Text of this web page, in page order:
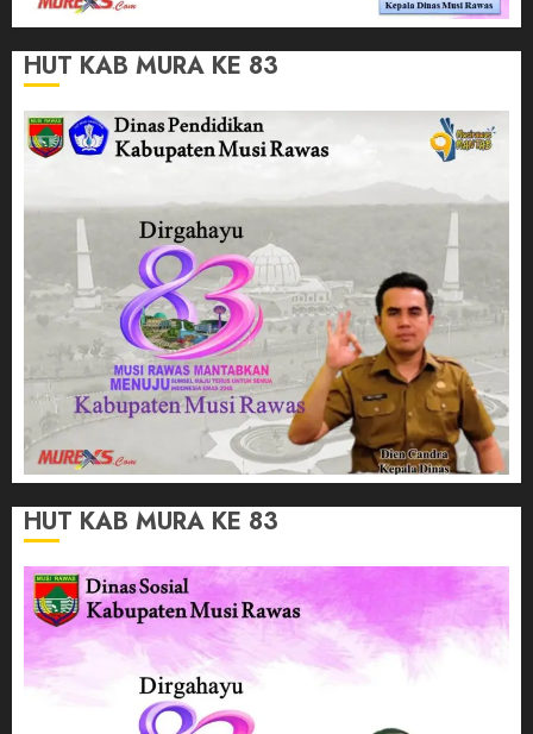
HUT KAB MURA KE 83
HUT KAB MURA KE 83